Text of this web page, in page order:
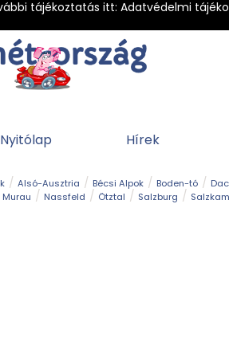
tájékoztatás itt: Adatvédelmi
Nyitólap Hírek
Alsó-Ausztria Bécsi Alpok Boden-tó
Murau Nassfeld Ötztal Salzburg